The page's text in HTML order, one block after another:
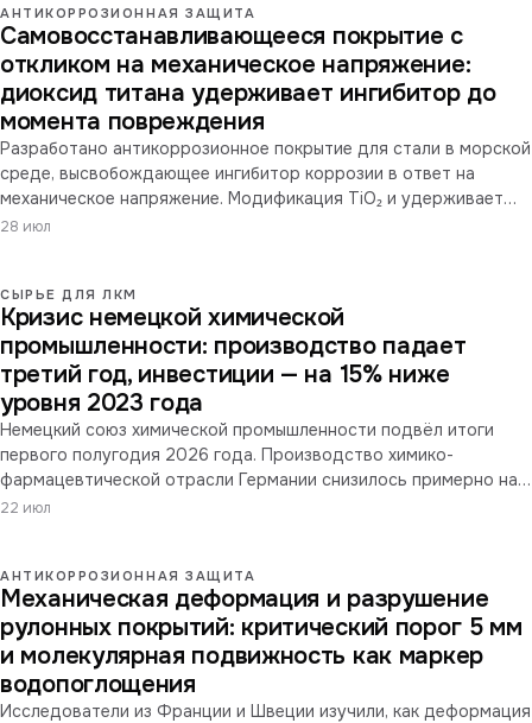
АНТИКОРРОЗИОННАЯ ЗАЩИТА
Самовосстанавливающееся покрытие с
откликом на механическое напряжение:
диоксид титана удерживает ингибитор до
момента повреждения
Разработано антикоррозионное покрытие для стали в морской
среде, высвобождающее ингибитор коррозии в ответ на
механическое напряжение. Модификация TiO₂ и удерживает
ингибитор от преждевременной утечки (загрузка до 25% по
28 июл
СЫРЬЕ ДЛЯ ЛКМ
Кризис немецкой химической
промышленности: производство падает
третий год, инвестиции — на 15% ниже
уровня 2023 года
Немецкий союз химической промышленности подвёл итоги
первого полугодия 2026 года. Производство химико-
фармацевтической отрасли Германии снизилось примерно на
3% к прошлому году, выручка — на 1% (€106 млрд), а
22 июл
АНТИКОРРОЗИОННАЯ ЗАЩИТА
Механическая деформация и разрушение
рулонных покрытий: критический порог 5 мм
и молекулярная подвижность как маркер
водопоглощения
Исследователи из Франции и Швеции изучили, как деформация